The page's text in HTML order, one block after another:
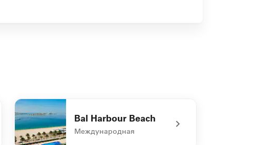
Bal Harbour Beach
Международная